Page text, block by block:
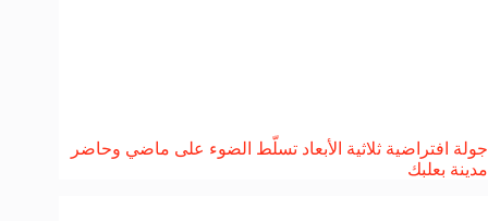
جولة افتراضية ثلاثية الأبعاد تسلّط الضوء على ماضي وحاضر
مدينة بعلبك